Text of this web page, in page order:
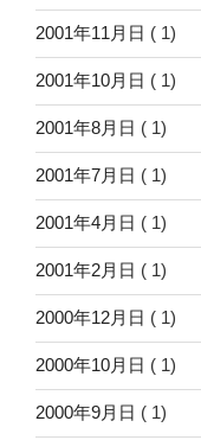
2001年11月日 ( 1)
2001年10月日 ( 1)
2001年8月日 ( 1)
2001年7月日 ( 1)
2001年4月日 ( 1)
2001年2月日 ( 1)
2000年12月日 ( 1)
2000年10月日 ( 1)
2000年9月日 ( 1)